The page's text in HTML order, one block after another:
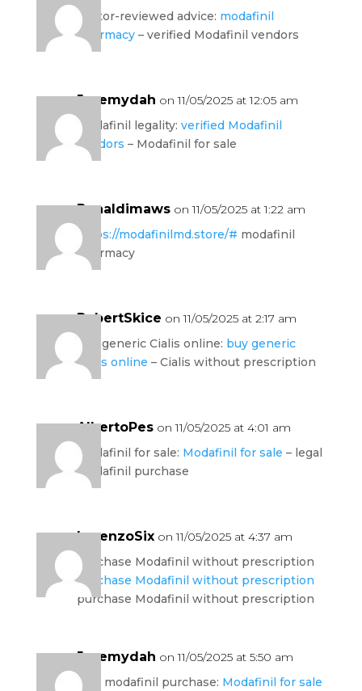
doctor-reviewed advice: modafinil
pharmacy– verified Modafinil vendors
Jeremydah on 11/05/2025 at 12:05 am
modafinil legality: verified Modafinil
vendors – Modafinil for sale
Ronaldimaws on 11/05/2025 at 1:22 am
https://modafinilmd.store/# modafinil
pharmacy
RobertSkice on 11/05/2025 at 2:17 am
buy generic Cialis online: buy generic
Cialis online – Cialis without prescription
AlbertoPes on 11/05/2025 at 4:01 am
Modafinil for sale: Modafinil for sale – legal
Modafinil purchase
LorenzoSix on 11/05/2025 at 4:37 am
purchase Modafinil without prescription
purchase Modafinil without prescription
purchase Modafinil without prescription
Jeremydah on 11/05/2025 at 5:50 am
safe modafinil purchase: Modafinil for sale